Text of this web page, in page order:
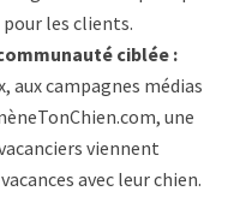
les clients.
ciblée :
aux campagnes médias
une
viennent
avec leur chien.